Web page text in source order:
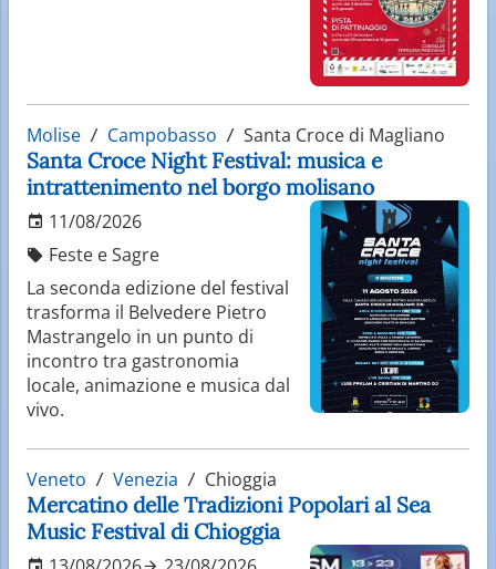
Molise Campobasso Santa Croce di Magliano
Santa Croce Night Festival: musica e
intrattenimento nel borgo molisano
11/08/2026
Feste e Sagre
La seconda edizione del festival
trasforma il Belvedere Pietro
Mastrangelo in un punto di
incontro tra gastronomia
locale, animazione e musica dal
vivo.
Veneto Venezia Chioggia
Mercatino delle Tradizioni Popolari al Sea
Music Festival di Chioggia